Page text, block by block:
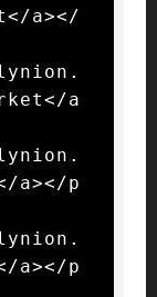
a></
a
a></p
a></p